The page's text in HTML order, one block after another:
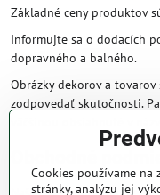
Základné ceny produktov
Informujte sa o dodacích
dopravného a balného.
Obrázky dekorov a
zodpovedať skutočnosti.
Obchodné
Cookies používame na
stránky, analýzu jej